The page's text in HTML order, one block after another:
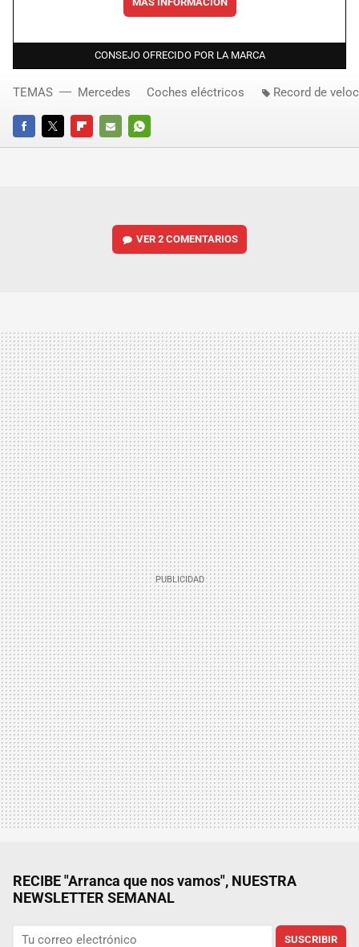
CONSEJO OFRECIDO POR LA MARCA
FACEBOOKTWITTERFLIPBOARD
E-
WHATSAPP
TEMAS Mercedes Coches eléctricos Record de
VER2 COMENTARIOS
RECIBE "Arranca que nos vamos", NUESTRA
NEWSLETTER SEMANAL
SUSCRIBIR